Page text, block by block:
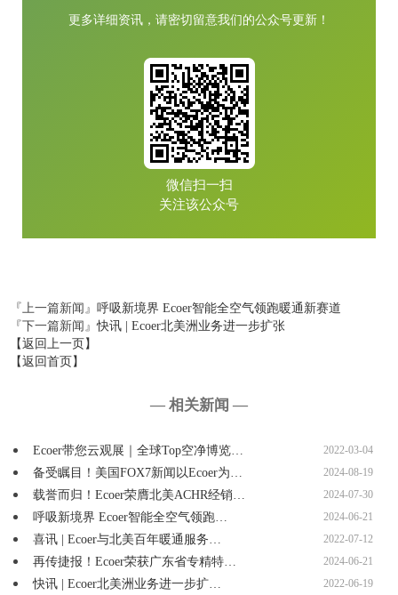
更多详细资讯，请密切留意我们的公众号更新！
微信扫一扫
关注该公众号
『上一篇新闻』呼吸新境界 Ecoer智能全空气领跑暖通新赛道
『下一篇新闻』快讯 | Ecoer北美洲业务进一步扩张
【返回上一页】
【返回首页】
— 相关新闻 —
Ecoer带您云观展｜全球Top空净博览… 2022-03-04
备受瞩目！美国FOX7新闻以Ecoer为… 2024-08-19
载誉而归！Ecoer荣膺北美ACHR经销… 2024-07-30
呼吸新境界 Ecoer智能全空气领跑… 2024-06-21
喜讯 | Ecoer与北美百年暖通服务… 2022-07-12
再传捷报！Ecoer荣获广东省专精特… 2024-06-21
快讯 | Ecoer北美洲业务进一步扩… 2022-06-19